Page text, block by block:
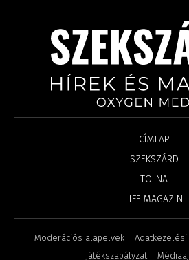
CÍMLAP
SZEKSZÁRD
TOLNA
LIFE MAGAZIN
Moderációs alapelvek
Játékszabályzat